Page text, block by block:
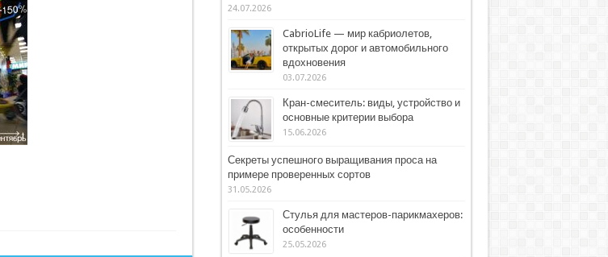
24.07.2026
CabrioLife — мир кабриолетов,
открытых дорог и автомобильного
вдохновения
03.07.2026
Кран-смеситель: виды, устройство и
основные критерии выбора
15.06.2026
Секреты успешного выращивания проса на
примере проверенных сортов
31.05.2026
Стулья для мастеров-парикмахеров:
особенности
25.05.2026